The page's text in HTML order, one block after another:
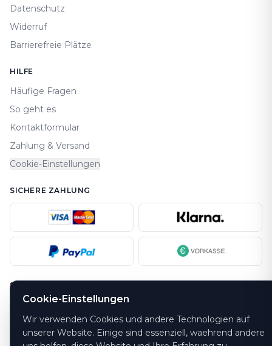
Datenschutz
Widerruf
Barrierefreie Plätze
HILFE
Häufige Fragen
So geht es
Kontaktformular
Zahlung & Versand
Cookie-Einstellungen
SICHERE ZAHLUNG
SICHERHEIT
Cookie-Einstellungen
Wir verwenden Cookies und andere Technologien auf
unserer Website. Einige sind essenziell, waehrend andere